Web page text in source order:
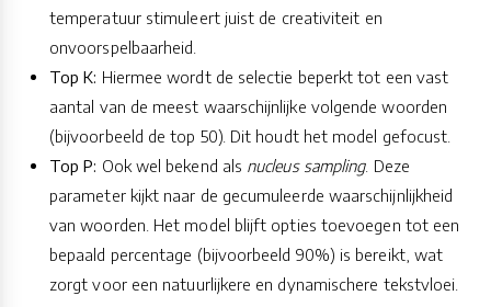
temperatuur stimuleert juist de creativiteit en
onvoorspelbaarheid.
Top K: Hiermee wordt de selectie beperkt tot een vast
aantal van de meest waarschijnlijke volgende woorden
(bijvoorbeeld de top 50). Dit houdt het model gefocust.
Top P: Ook wel bekend als nucleus sampling. Deze
parameter kijkt naar de gecumuleerde waarschijnlijkheid
van woorden. Het model blijft opties toevoegen tot een
bepaald percentage (bijvoorbeeld 90%) is bereikt, wat
zorgt voor een natuurlijkere en dynamischere tekstvloei.